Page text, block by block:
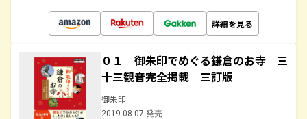
詳細を見る
０１ 御朱印でめぐる鎌倉のお寺 三
十三観音完全掲載 三訂版
御朱印
2019.08.07 発売